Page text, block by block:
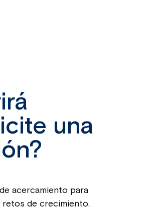
una
de acercamiento para
retos de crecimiento.